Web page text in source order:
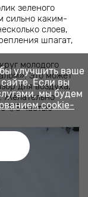
зеленого
сильно каким-
слоев,
шпагат,
молодого
Это может
для воздуха,
Желательно
1/3 частью
улучшить ваше
Если вы
мы будем
cookie-